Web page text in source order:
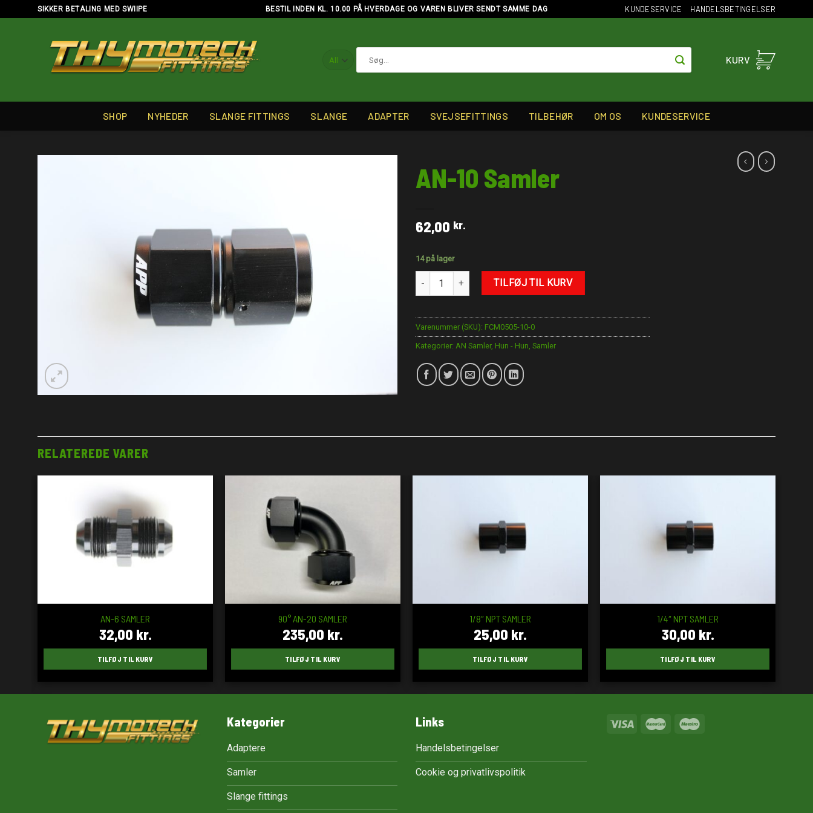
to
SIKKER BETALING MED SWIIPE BESTIL INDEN KL. 10.00 PÅ HVERDAGE OG VAREN BLIVER SENDT SAMME DAG KUNDESERVICE HANDELSBETINGELSER
efter:
KURV
SHOP NYHEDER SLANGE FITTINGS SLANGE ADAPTER SVEJSEFITTINGS TILBEHØR OM OS KUNDESERVICE
AN-10 Samler
62,00 kr.
14 på lager
AN-10 Samler antal TILFØJ TIL KURV
Varenummer (SKU): FCM0505-10-0
Kategorier: AN Samler, Hun - Hun, Samler
RELATEREDE VARER
AN-6 SAMLER
32,00 kr.
TILFØJ TIL KURV
90° AN-20 SAMLER
235,00 kr.
TILFØJ TIL KURV
1/8″ NPT SAMLER
25,00 kr.
TILFØJ TIL KURV
1/4″ NPT SAMLER
30,00 kr.
TILFØJ TIL KURV
Kategorier
Adaptere
Samler
Slange fittings
Links
Handelsbetingelser
Cookie og privatlivspolitik